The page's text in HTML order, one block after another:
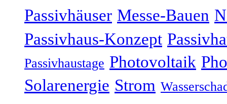
Passivhäuser Messe-Bauen
Passivhaus-Konzept
Passivhaustage Photovoltaik
Solarenergie Strom